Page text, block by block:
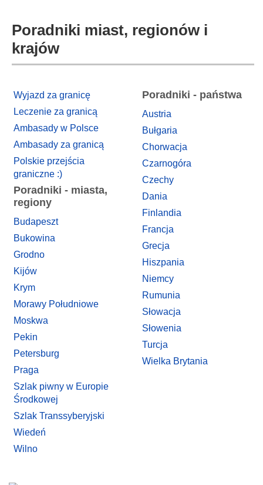
Poradniki miast, regionów i
krajów
Wyjazd za granicę
Leczenie za granicą
Ambasady w Polsce
Ambasady za granicą
Polskie przejścia
graniczne :)
Poradniki - miasta,
regiony
Budapeszt
Bukowina
Grodno
Kijów
Krym
Morawy Południowe
Moskwa
Pekin
Petersburg
Praga
Szlak piwny w Europie
Środkowej
Szlak Transsyberyjski
Wiedeń
Wilno
Poradniki - państwa
Austria
Bułgaria
Chorwacja
Czarnogóra
Czechy
Dania
Finlandia
Francja
Grecja
Hiszpania
Niemcy
Rumunia
Słowacja
Słowenia
Turcja
Wielka Brytania